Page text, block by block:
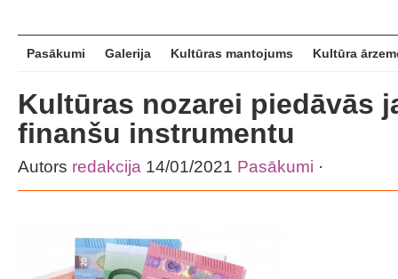
Pasākumi Galerija Kultūras mantojums Kultūra
Kultūras nozarei piedāvās
finanšu instrumentu
Autors redakcija 14/01/2021 Pasākumi ·